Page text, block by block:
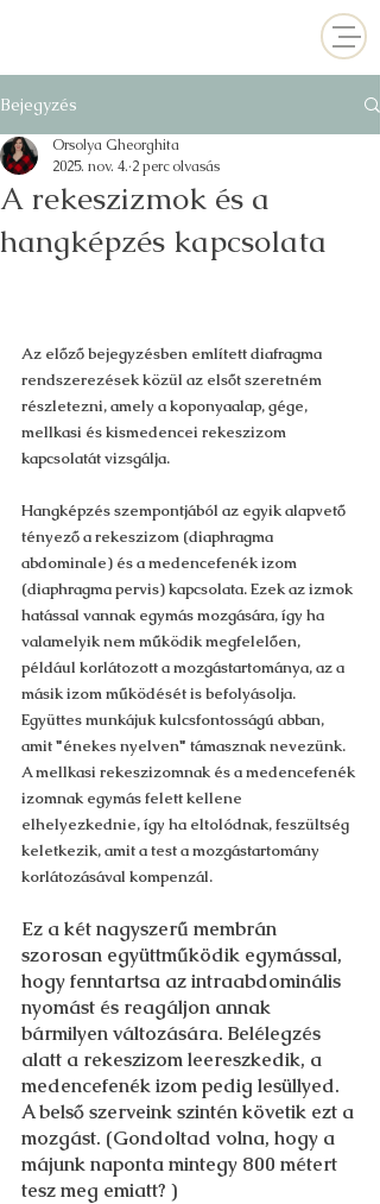
Bejegyzés
A rekeszizmok és a
hangképzés kapcsolata
Orsolya Gheorghita
2025. nov. 4. 2 perc olvasás
Az előző bejegyzésben említett diafragma
rendszerezések közül az elsőt szeretném
részletezni, amely a koponyaalap, gége,
mellkasi és kismedencei rekeszizom
kapcsolatát vizsgálja.
Hangképzés szempontjából az egyik alapvető
tényező a rekeszizom (diaphragma
abdominale) és a medencefenék izom
(diaphragma pervis) kapcsolata. Ezek az izmok
hatással vannak egymás mozgására, így ha
valamelyik nem működik megfelelően,
például korlátozott a mozgástartománya, az a
másik izom működését is befolyásolja.
Együttes munkájuk kulcsfontosságú abban,
amit "énekes nyelven" támasznak nevezünk.
A mellkasi rekeszizomnak és a medencefenék
izomnak egymás felett kellene
elhelyezkednie, így ha eltolódnak, feszültség
keletkezik, amit a test a mozgástartomány
korlátozásával kompenzál.
Ez a két nagyszerű membrán
szorosan együttműködik egymással,
hogy fenntartsa az intraabdominális
nyomást és reagáljon annak
bármilyen változására. Belélegzés
alatt a rekeszizom leereszkedik, a
medencefenék izom pedig lesüllyed.
A belső szerveink szintén követik ezt a
mozgást. (Gondoltad volna, hogy a
májunk naponta mintegy 800 métert
tesz meg emiatt? )